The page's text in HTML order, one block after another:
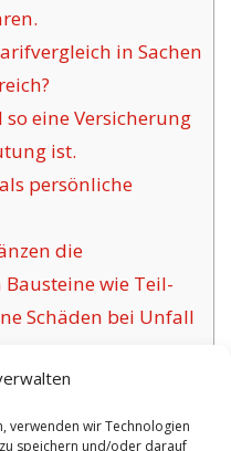
verwenden wir Technologien
speichern und/oder darauf
in Sachen
eine Versicherung
ist.
persönliche
die
wie Teil-
Schäden bei Unfall
für Balve: